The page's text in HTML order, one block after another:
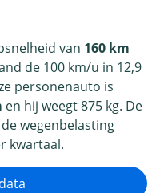
van 160 km
de 100 km/u in 12,9
personenauto is
en hij weegt 875 kg. De
wegenbelasting
kwartaal.